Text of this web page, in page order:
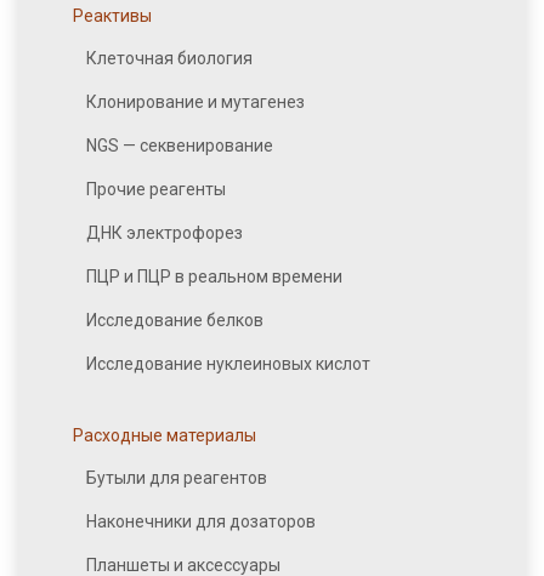
Реактивы
Клеточная биология
Клонирование и мутагенез
NGS — секвенирование
Прочие реагенты
ДНК электрофорез
ПЦР и ПЦР в реальном времени
Исследование белков
Исследование нуклеиновых кислот
Расходные материалы
Бутыли для реагентов
Наконечники для дозаторов
Планшеты и аксессуары